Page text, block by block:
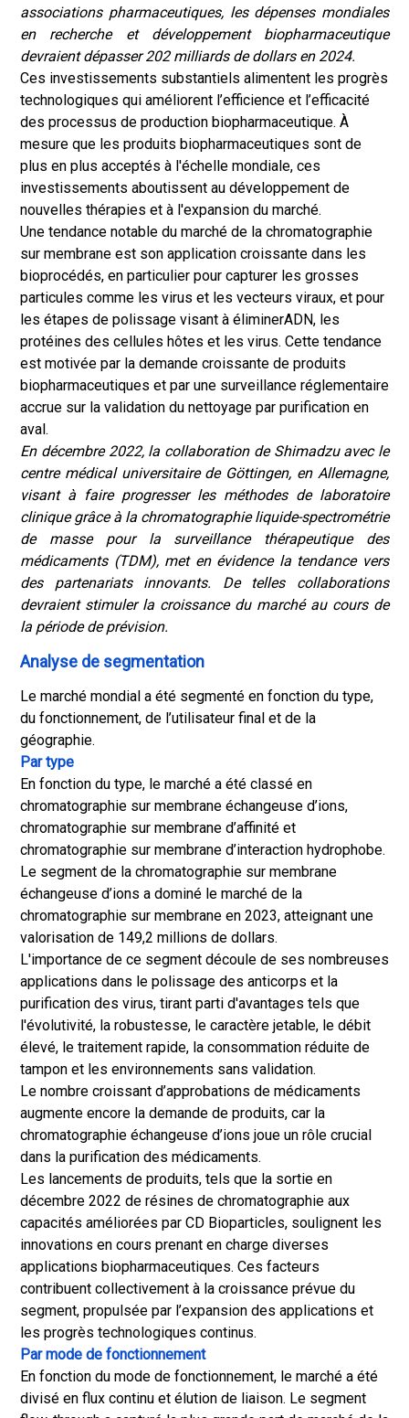
associations pharmaceutiques, les dépenses mondiales
en recherche et développement biopharmaceutique
devraient dépasser 202 milliards de dollars en 2024.
Ces investissements substantiels alimentent les progrès
technologiques qui améliorent l’efficience et l’efficacité
des processus de production biopharmaceutique. À
mesure que les produits biopharmaceutiques sont de
plus en plus acceptés à l'échelle mondiale, ces
investissements aboutissent au développement de
nouvelles thérapies et à l'expansion du marché.
Une tendance notable du marché de la chromatographie
sur membrane est son application croissante dans les
bioprocédés, en particulier pour capturer les grosses
particules comme les virus et les vecteurs viraux, et pour
les étapes de polissage visant à éliminerADN, les
protéines des cellules hôtes et les virus. Cette tendance
est motivée par la demande croissante de produits
biopharmaceutiques et par une surveillance réglementaire
accrue sur la validation du nettoyage par purification en
aval.
En décembre 2022, la collaboration de Shimadzu avec le
centre médical universitaire de Göttingen, en Allemagne,
visant à faire progresser les méthodes de laboratoire
clinique grâce à la chromatographie liquide-spectrométrie
de masse pour la surveillance thérapeutique des
médicaments (TDM), met en évidence la tendance vers
des partenariats innovants. De telles collaborations
devraient stimuler la croissance du marché au cours de
la période de prévision.
Analyse de segmentation
Le marché mondial a été segmenté en fonction du type,
du fonctionnement, de l’utilisateur final et de la
géographie.
Par type
En fonction du type, le marché a été classé en
chromatographie sur membrane échangeuse d’ions,
chromatographie sur membrane d’affinité et
chromatographie sur membrane d’interaction hydrophobe.
Le segment de la chromatographie sur membrane
échangeuse d’ions a dominé le marché de la
chromatographie sur membrane en 2023, atteignant une
valorisation de 149,2 millions de dollars.
L'importance de ce segment découle de ses nombreuses
applications dans le polissage des anticorps et la
purification des virus, tirant parti d'avantages tels que
l'évolutivité, la robustesse, le caractère jetable, le débit
élevé, le traitement rapide, la consommation réduite de
tampon et les environnements sans validation.
Le nombre croissant d’approbations de médicaments
augmente encore la demande de produits, car la
chromatographie échangeuse d’ions joue un rôle crucial
dans la purification des médicaments.
Les lancements de produits, tels que la sortie en
décembre 2022 de résines de chromatographie aux
capacités améliorées par CD Bioparticles, soulignent les
innovations en cours prenant en charge diverses
applications biopharmaceutiques. Ces facteurs
contribuent collectivement à la croissance prévue du
segment, propulsée par l’expansion des applications et
les progrès technologiques continus.
Par mode de fonctionnement
En fonction du mode de fonctionnement, le marché a été
divisé en flux continu et élution de liaison. Le segment